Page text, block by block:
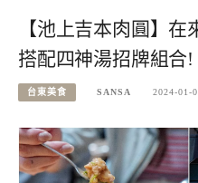
【池上吉本肉圓】在
搭配四神湯招牌組合!
台東美食 SANSA 2024-01-